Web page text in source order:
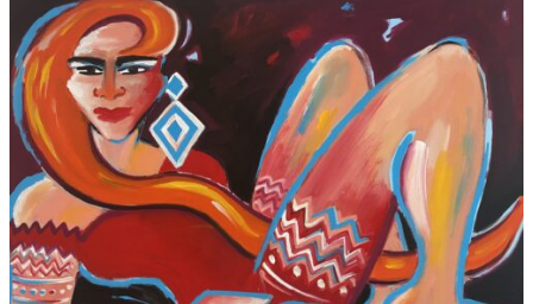
A
R
T
S
2
0
.
G
E
X
P
O
S
U
E
“
I
N